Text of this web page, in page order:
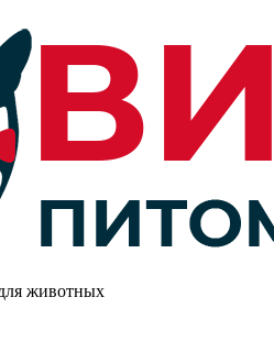
животных